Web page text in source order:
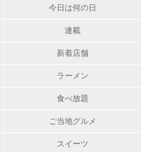
今日は何の日
連載
新着店舗
ラーメン
食べ放題
ご当地グルメ
スイーツ